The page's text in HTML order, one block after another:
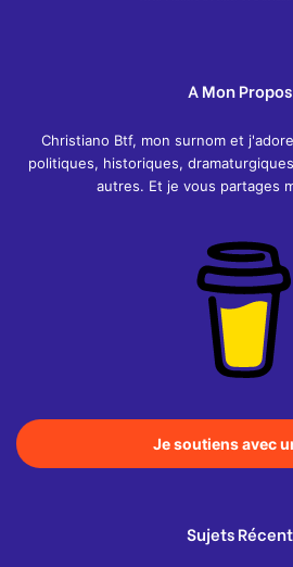
A Mon
Christiano Btf, mon surnom et
politiques, historiques,
autres. Et je vous partages
Je soutiens avec
Sujets